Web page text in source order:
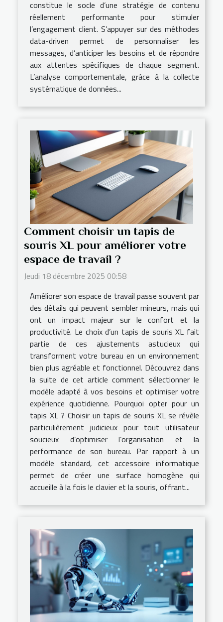
constitue le socle d’une stratégie de contenu
réellement performante pour stimuler
l’engagement client. S’appuyer sur des méthodes
data-driven permet de personnaliser les
messages, d’anticiper les besoins et de répondre
aux attentes spécifiques de chaque segment.
L’analyse comportementale, grâce à la collecte
systématique de données...
Comment choisir un tapis de
souris XL pour améliorer votre
espace de travail ?
Jeudi 18 décembre 2025 00:58
Améliorer son espace de travail passe souvent par
des détails qui peuvent sembler mineurs, mais qui
ont un impact majeur sur le confort et la
productivité. Le choix d’un tapis de souris XL fait
partie de ces ajustements astucieux qui
transforment votre bureau en un environnement
bien plus agréable et fonctionnel. Découvrez dans
la suite de cet article comment sélectionner le
modèle adapté à vos besoins et optimiser votre
expérience quotidienne. Pourquoi opter pour un
tapis XL ? Choisir un tapis de souris XL se révèle
particulièrement judicieux pour tout utilisateur
soucieux d’optimiser l’organisation et la
performance de son bureau. Par rapport à un
modèle standard, cet accessoire informatique
permet de créer une surface homogène qui
accueille à la fois le clavier et la souris, offrant...